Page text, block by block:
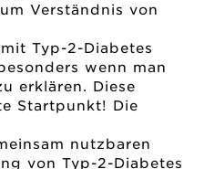
Verständnis von
Typ-2-Diabetes
wenn man
erklären. Diese
Startpunkt! Die
nutzbaren
von Typ-2-Diabetes